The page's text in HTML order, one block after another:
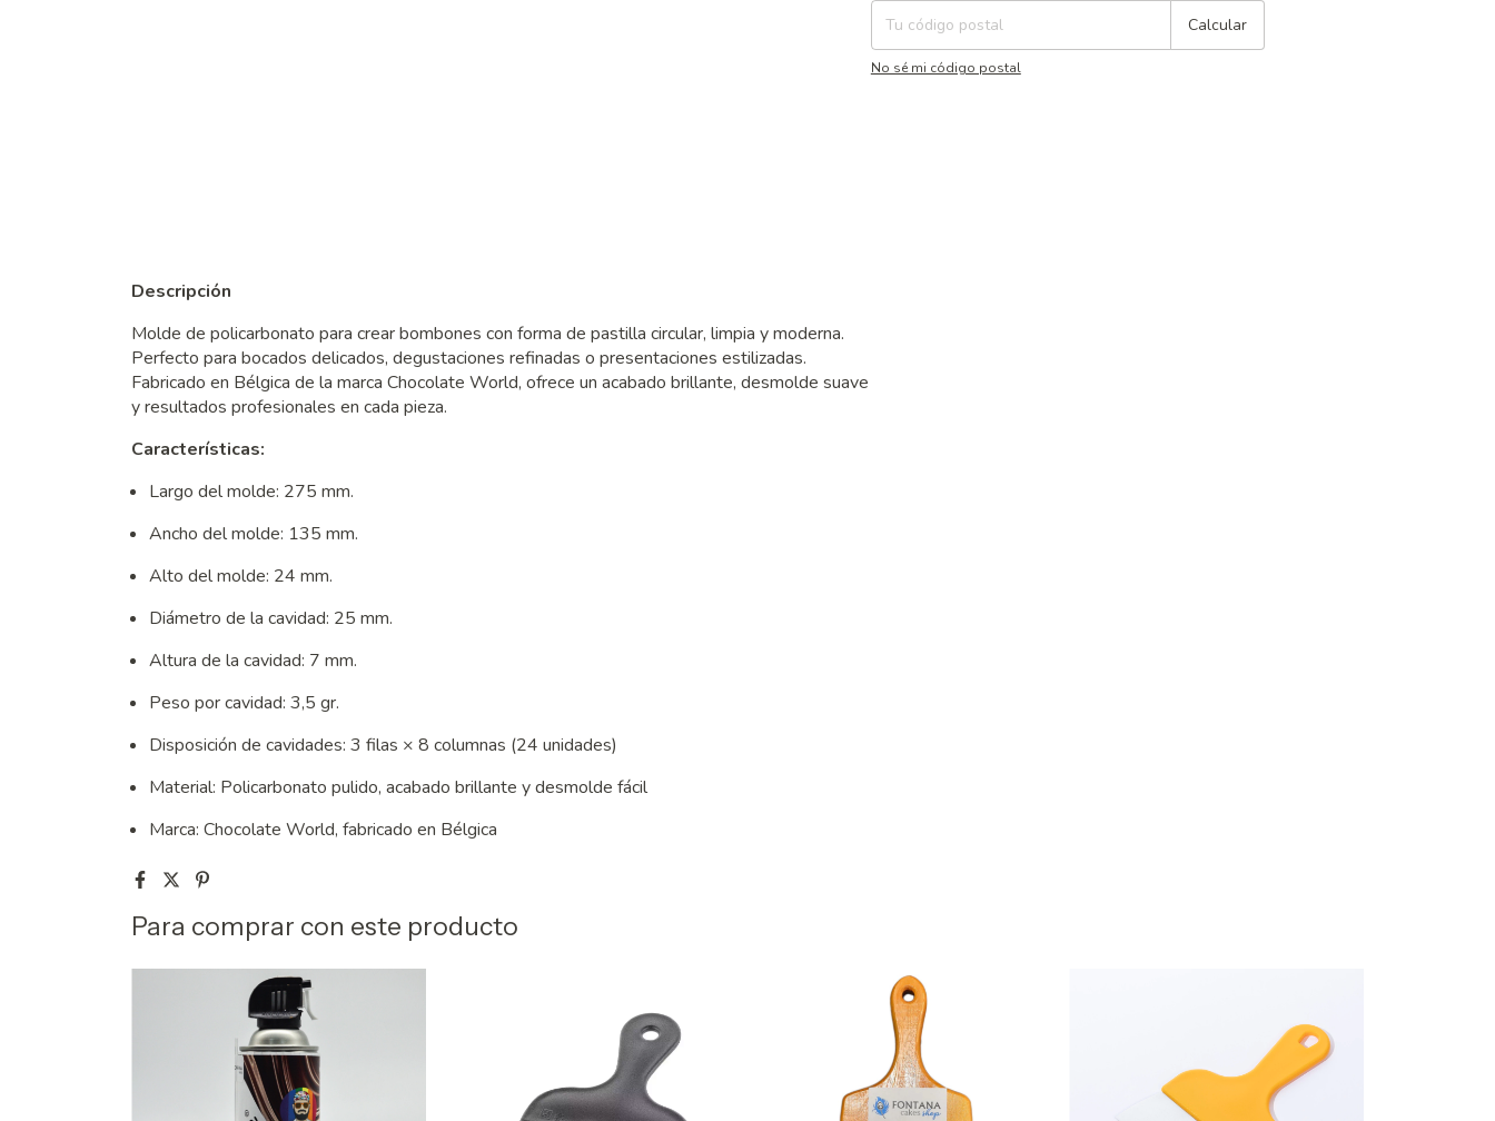
Calcular
No sé mi código postal
Descripción
Molde de policarbonato para crear bombones con forma de pastilla circular, limpia y moderna.
Perfecto para bocados delicados, degustaciones refinadas o presentaciones estilizadas.
Fabricado en Bélgica de la marca Chocolate World, ofrece un acabado brillante, desmolde suave
y resultados profesionales en cada pieza.
Características:
Largo del molde: 275 mm.
Ancho del molde: 135 mm.
Alto del molde: 24 mm.
Diámetro de la cavidad: 25 mm.
Altura de la cavidad: 7 mm.
Peso por cavidad: 3,5 gr.
Disposición de cavidades: 3 filas × 8 columnas (24 unidades)
Material: Policarbonato pulido, acabado brillante y desmolde fácil
Marca: Chocolate World, fabricado en Bélgica
Para comprar con este producto